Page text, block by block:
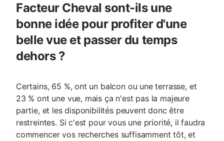
Facteur Cheval sont-ils une
bonne idée pour profiter d'une
belle vue et passer du temps
dehors ?
Certains, 65 %, ont un balcon ou une terrasse, et
23 % ont une vue, mais ça n'est pas la majeure
partie, et les disponibilités peuvent donc être
restreintes. Si c'est pour vous une priorité, il faudra
commencer vos recherches suffisamment tôt, et